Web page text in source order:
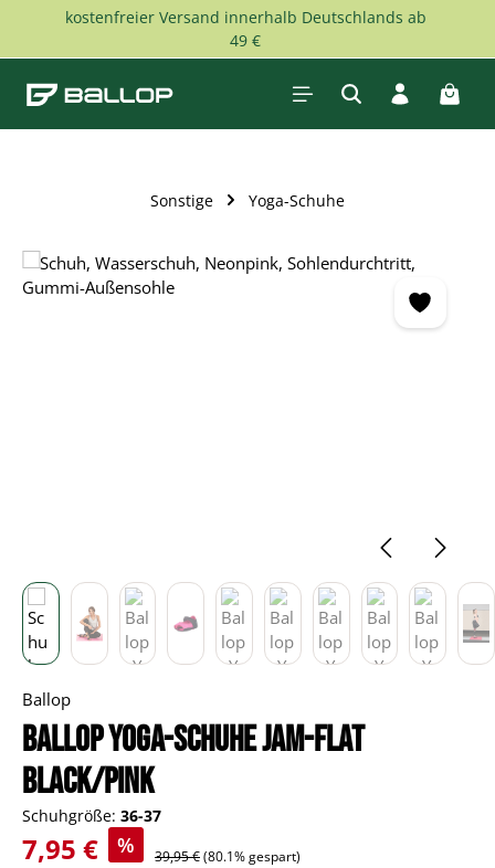
Zum Hauptinhalt springen
kostenfreier Versand innerhalb Deutschlands ab
49 €
Sonstige Yoga-Schuhe
Bildergalerie überspringen
Ballop
BALLOP Yoga-Schuhe Jam-Flat
black/pink
Schuhgröße: 36-37
Verkaufspreis:
7,95 € % Regulärer Preis:
39,95 €(80.1% gespart)